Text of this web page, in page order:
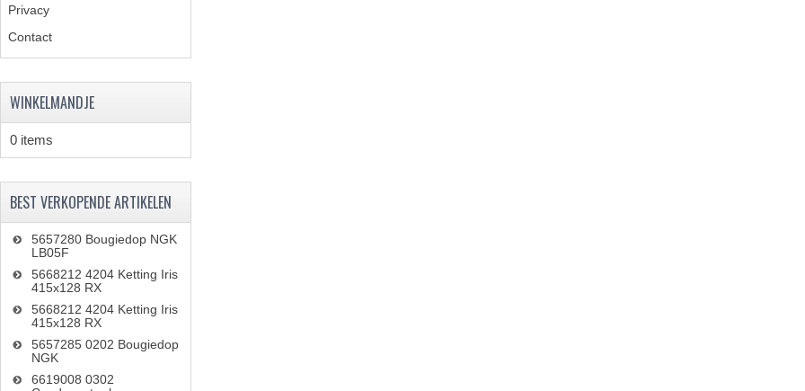
Privacy
Contact
WINKELMANDJE
0 items
BEST VERKOPENDE ARTIKELEN
5657280 Bougiedop NGK
LB05F
5668212 4204 Ketting Iris
415x128 RX
5668212 4204 Ketting Iris
415x128 RX
5657285 0202 Bougiedop
NGK
6619008 0302